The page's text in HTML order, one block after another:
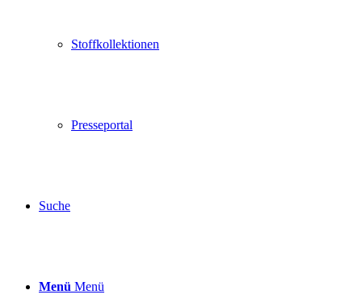
Stoffkollektionen
Presseportal
Suche
Menü Menü